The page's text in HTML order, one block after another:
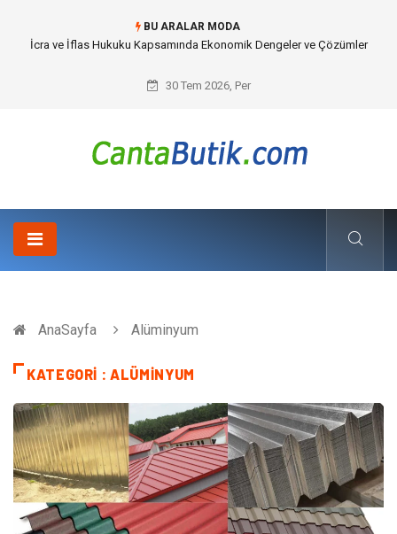
BU ARALAR MODA
İcra ve İflas Hukuku Kapsamında Ekonomik Dengeler ve Çözümler
30 Tem 2026, Per
AnaSayfa Alüminyum
KATEGORI : ALÜMINYUM